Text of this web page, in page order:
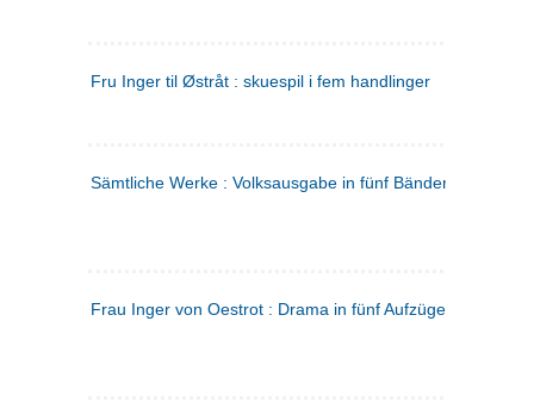
Fru Inger til Østråt : skuespil i fem handlinger
Sämtliche Werke : Volksausgabe in fünf Bänden
Frau Inger von Oestrot : Drama in fünf Aufzügen